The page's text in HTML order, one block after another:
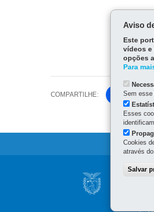
COMPARTILHE:
Fa
ce
bo
ok
Tw
itt
er
Navegação
Principal
Aviso
Este
vídeos e
opções
Para
Sem esse
Esses
Cookies
através
Salvar